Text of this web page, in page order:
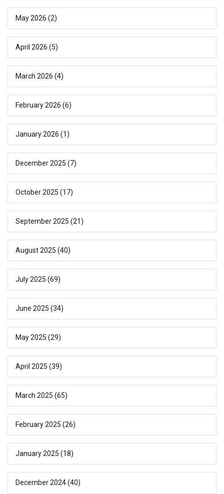
May 2026 (2)
April 2026 (5)
March 2026 (4)
February 2026 (6)
January 2026 (1)
December 2025 (7)
October 2025 (17)
September 2025 (21)
August 2025 (40)
July 2025 (69)
June 2025 (34)
May 2025 (29)
April 2025 (39)
March 2025 (65)
February 2025 (26)
January 2025 (18)
December 2024(40)